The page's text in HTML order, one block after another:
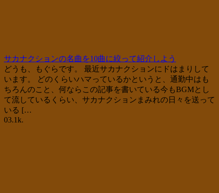
サカナクションの名曲を10曲に絞って紹介しよう
どうも、もぐらです。 最近サカナクションにドはまりして
います。 どのくらいハマっているかというと、通勤中はも
ちろんのこと、何ならこの記事を書いている今もBGMとし
て流しているくらい、サカナクションまみれの日々を送って
いる […
03.1k.